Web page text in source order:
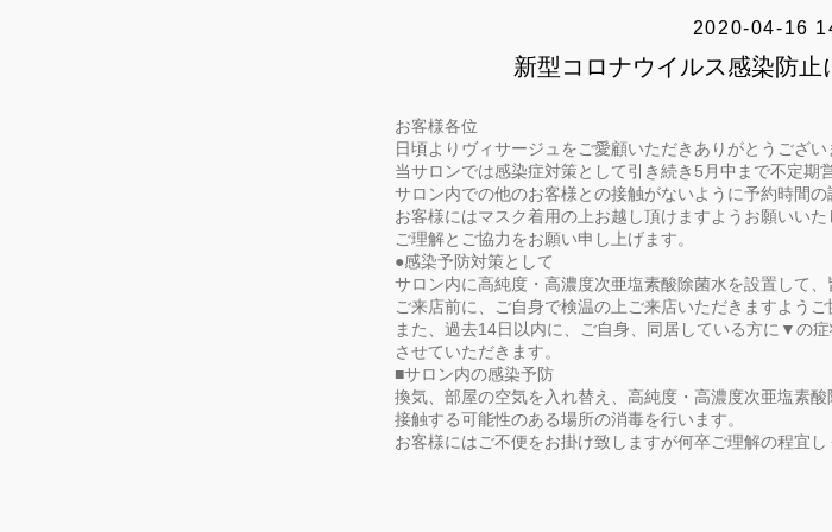
2020-04-16
新型コロナウイルス感染防
お客様各位
日頃よりヴィサージュをご愛顧いただきありがとうござい
当サロンでは感染症対策として引き続き5月中まで不定期
サロン内での他のお客様との接触がないように予約時間の
お客様にはマスク着用の上お越し頂けますようお願いいた
ご理解とご協力をお願い申し上げます。
●感染予防対策として
サロン内に高純度・高濃度次亜塩素酸除菌水を設置して
ご来店前に、ご自身で検温の上ご来店いただきますようご
また、過去14日以内に、ご自身、同居している方に▼の
させていただきます。
■サロン内の感染予防
換気、部屋の空気を入れ替え、高純度・高濃度次亜塩素
接触する可能性のある場所の消毒を行います。
お客様にはご不便をお掛け致しますが何卒ご理解の程宜し